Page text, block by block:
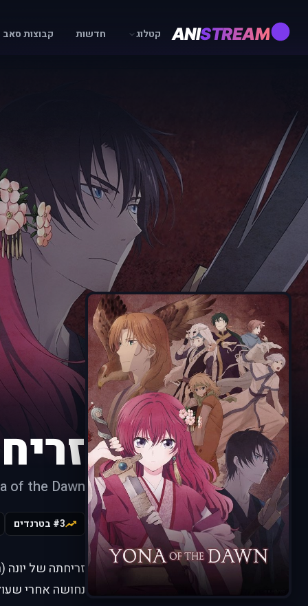
ANISTREAM קטלוג חדשות קבוצות סאב
of the Dawn
#3 בטרנדים
נחושה אחרי